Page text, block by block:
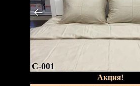
C-001
Акция!